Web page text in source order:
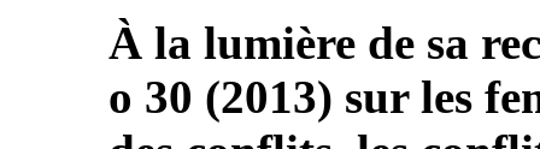
À la lumière de sa
o 30 (2013) sur les